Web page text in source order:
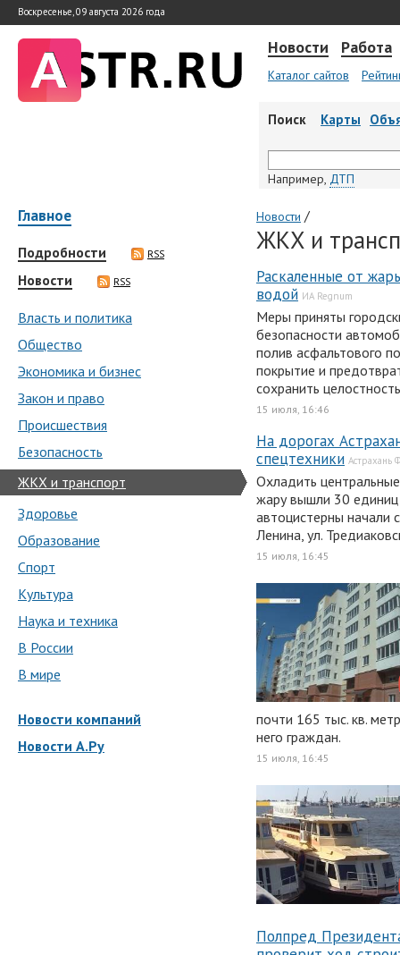
Воскресенье, 09 августа 2026 года
Новости Работа
Каталог сайтов
Поиск Карты
Например, ДТП
Главное
Подробности RSS
Новости RSS
Власть и политика
Общество
Экономика и бизнес
Закон и право
Происшествия
Безопасность
ЖКХ и транспорт
Здоровье
Образование
Спорт
Культура
Наука и техника
В России
В мире
Новости компаний
Новости А.Ру
Новости /
ЖКХ и
Раскаленные от
водой ИА Regnum
Меры приняты
безопасности
полив асфальтового
покрытие и
сохранить
15 июля, 16:46
На дорогах
спецтехники Астрахань
Охладить
жару вышли 30 единиц
автоцистерны
Ленина, ул.
15 июля, 16:45
почти 165 тыс. кв.
него граждан.
15 июля, 16:45
Полпред